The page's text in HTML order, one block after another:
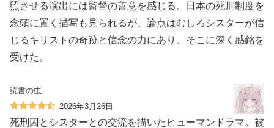
照させる演出には監督の善意を感じる。日本の死刑制度を
念頭に置く描写も見られるが、論点はむしろシスターが信
じるキリストの奇跡と信念の力にあり、そこに深く感銘を
受けた。
読書の虫
2026年3月26日
死刑囚とシスターとの交流を描いたヒューマンドラマ。被